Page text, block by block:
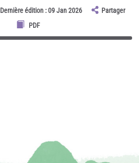
Dernière édition : 09 Jan 2026
Partager
PDF